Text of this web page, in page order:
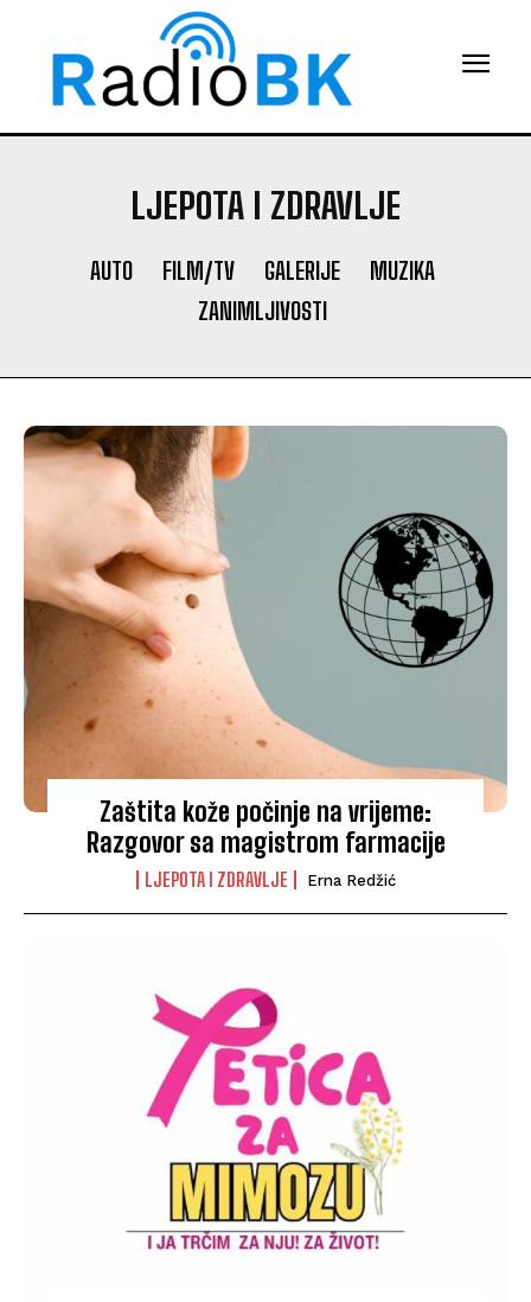
LJEPOTA I ZDRAVLJE
AUTO FILM/TV GALERIJE
MUZIKA
ZANIMLJIVOSTI
Zaštita kože počinje na vrijeme:
Razgovor sa magistrom farmacije
LJEPOTA I ZDRAVLJE Erna Redžić